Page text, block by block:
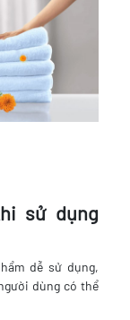
sử dụng
dễ sử dụng,
dùng có thể